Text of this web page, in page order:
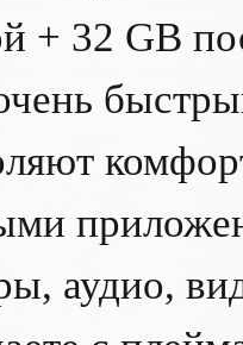
+ 32 GB
аудио,